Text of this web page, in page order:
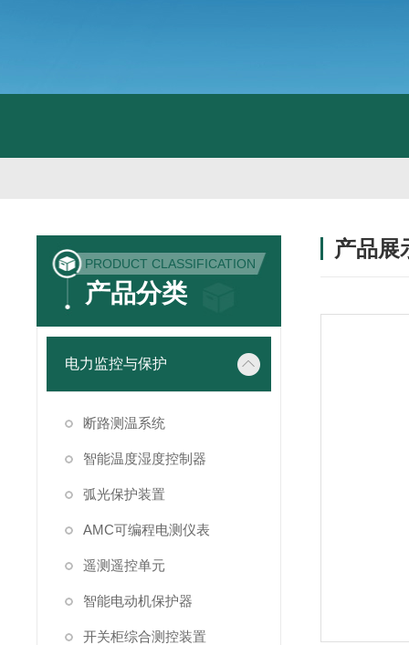
PRODUCT CLASSIFICATION
产品分类
电力监控与保护
断路测温系统
智能温度湿度控制器
弧光保护装置
AMC可编程电测仪表
遥测遥控单元
智能电动机保护器
开关柜综合测控装置
产品展